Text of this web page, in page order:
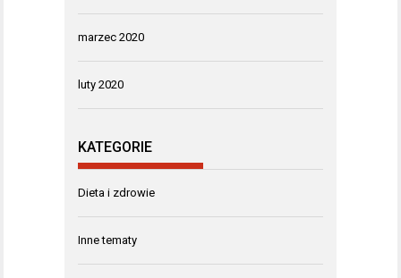
marzec 2020
luty 2020
KATEGORIE
Dieta i zdrowie
Inne tematy